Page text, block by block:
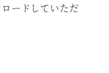
ードしていただ